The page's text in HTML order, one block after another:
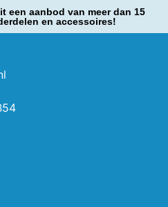
een aanbod van meer dan 15
en accessoires!